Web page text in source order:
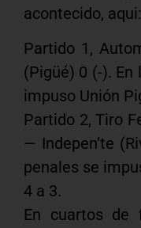
acontecido, aqui:
Partido 1,
(Pigüé) 0 (-).
impuso Unión
Partido 2, Tiro
— Indepen’te
penales se
4 a 3.
En cuartos de